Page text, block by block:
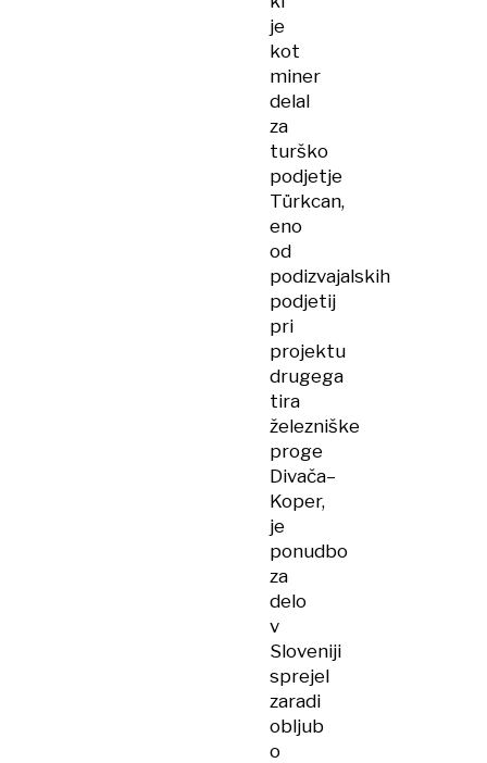
je
kot
miner
delal
za
turško
podjetje
Türkcan,
eno
od
podizvajalskih
podjetij
pri
projektu
drugega
tira
železniške
proge
Divača–
Koper,
je
ponudbo
za
delo
v
Sloveniji
sprejel
zaradi
obljub
o